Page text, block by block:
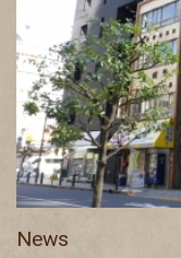
News